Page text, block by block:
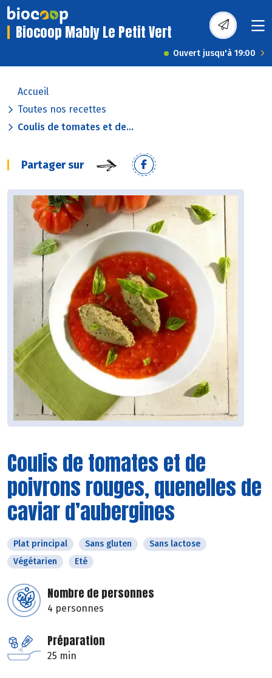
Biocoop Mably Le Petit Vert
Ouvert jusqu'à 19:00
Accueil
Toutes nos recettes
Coulis de tomates et de...
Partager sur
Coulis de tomates et de
poivrons rouges, quenelles de
caviar d’aubergines
Plat principal Sans gluten
Sans lactose
Végétarien
Eté
Nombre de personnes
4 personnes
Préparation
25 min